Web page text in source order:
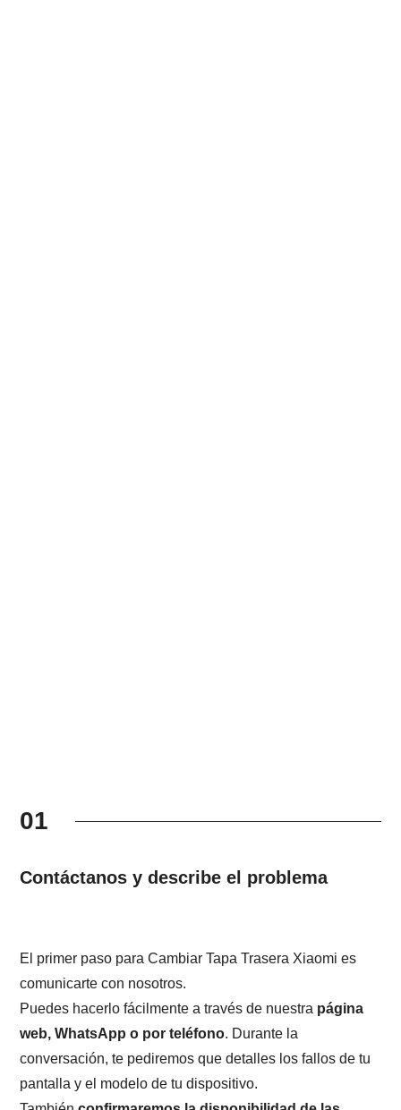
01
Contáctanos y describe el problema
El primer paso para Cambiar Tapa Trasera Xiaomi es
comunicarte con nosotros.
Puedes hacerlo fácilmente a través de nuestra página
web, WhatsApp o por teléfono. Durante la
conversación, te pediremos que detalles los fallos de tu
pantalla y el modelo de tu dispositivo.